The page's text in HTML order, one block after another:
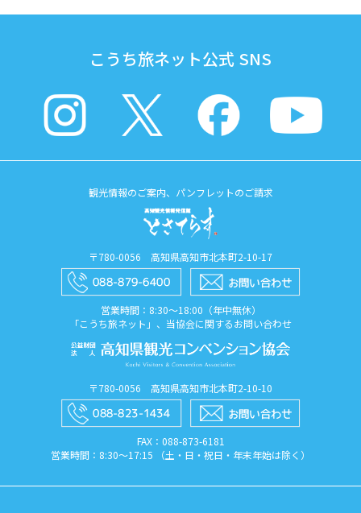
こうち旅ネット公式 SNS
観光情報のご案内、パンフレットのご請求
〒780-0056 高知県高知市北本町2-10-17
営業時間：8:30〜18:00（年中無休）
「こうち旅ネット」、当協会に関するお問い合わせ
〒780-0056 高知県高知市北本町2-10-10
FAX：088​-873​-6181
営業時間：8:30〜17:15 （土・日・祝日・年末年始は除く）